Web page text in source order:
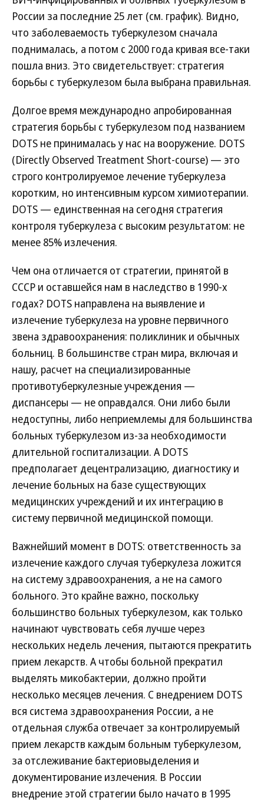
России за последние 25 лет (см. график). Видно,
что заболеваемость туберкулезом сначала
поднималась, а потом с 2000 года кривая все-таки
пошла вниз. Это свидетельствует: стратегия
борьбы с туберкулезом была выбрана правильная.
Долгое время международно апробированная
стратегия борьбы с туберкулезом под названием
DOTS не принималась у нас на вооружение. DOTS
(Directly Observed Treatment Short-course) — это
строго контролируемое лечение туберкулеза
коротким, но интенсивным курсом химиотерапии.
DOTS — единственная на сегодня стратегия
контроля туберкулеза с высоким результатом: не
менее 85% излечения.
Чем она отличается от стратегии, принятой в
СССР и оставшейся нам в наследство в 1990-х
годах? DOTS направлена на выявление и
излечение туберкулеза на уровне первичного
звена здравоохранения: поликлиник и обычных
больниц. В большинстве стран мира, включая и
нашу, расчет на специализированные
противотуберкулезные учреждения —
диспансеры — не оправдался. Они либо были
недоступны, либо неприемлемы для большинства
больных туберкулезом из-за необходимости
длительной госпитализации. А DOTS
предполагает децентрализацию, диагностику и
лечение больных на базе существующих
медицинских учреждений и их интеграцию в
систему первичной медицинской помощи.
Важнейший момент в DOTS: ответственность за
излечение каждого случая туберкулеза ложится
на систему здравоохранения, а не на самого
больного. Это крайне важно, поскольку
большинство больных туберкулезом, как только
начинают чувствовать себя лучше через
нескольких недель лечения, пытаются прекратить
прием лекарств. А чтобы больной прекратил
выделять микобактерии, должно пройти
несколько месяцев лечения. С внедрением DOTS
вся система здравоохранения России, а не
отдельная служба отвечает за контролируемый
прием лекарств каждым больным туберкулезом,
за отслеживание бактериовыделения и
документирование излечения. В России
внедрение этой стратегии было начато в 1995